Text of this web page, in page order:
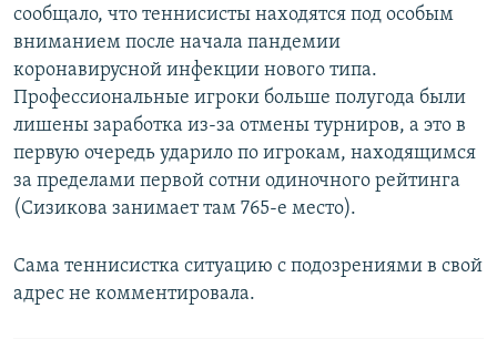
сообщало, что теннисисты находятся под особым
вниманием после начала пандемии
коронавирусной инфекции нового типа.
Профессиональные игроки больше полугода были
лишены заработка из-за отмены турниров, а это в
первую очередь ударило по игрокам, находящимся
за пределами первой сотни одиночного рейтинга
(Сизикова занимает там 765-е место).
Сама теннисистка ситуацию с подозрениями в свой
адрес не комментировала.